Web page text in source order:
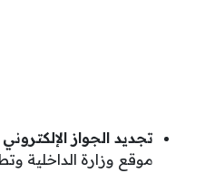
تجديد الجواز الإلكتروني لمن
موقع وزارة الداخلية‬⁩